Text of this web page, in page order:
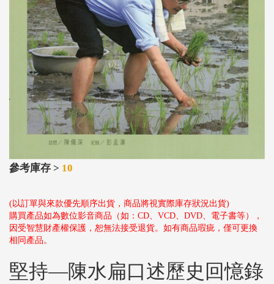
參考庫存 > 10
(以訂單與來款優先順序出貨，商品將視實際庫存狀況出貨)
購買產品如為數位影音商品（如：CD、VCD、DVD、電子書等），
因受智慧財產權保護，恕無法接受退貨。如有商品瑕疵，僅可更換
相同產品。
堅持—陳水扁口述歷史回憶錄